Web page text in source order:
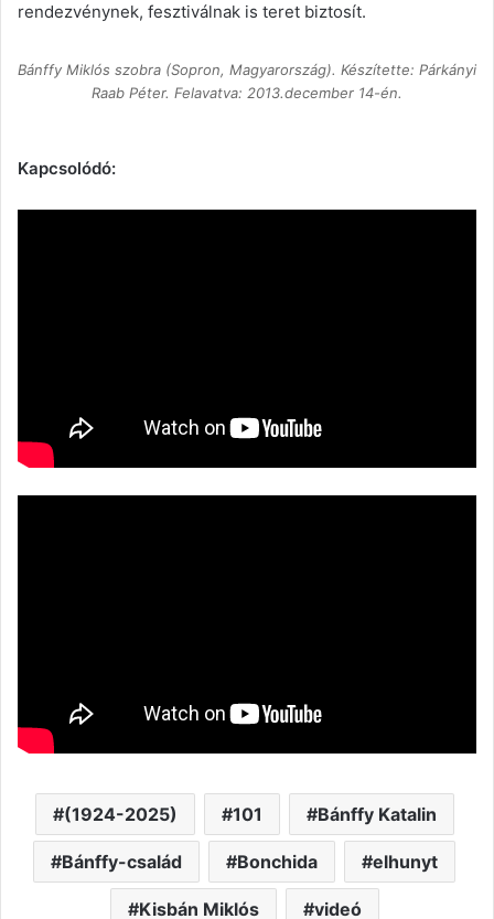
rendezvénynek, fesztiválnak is teret biztosít.
Bánffy Miklós szobra (Sopron, Magyarország). Készítette: Párkányi
Raab Péter. Felavatva: 2013.december 14-én.
Kapcsolódó:
(1924-2025) 101 Bánffy Katalin
Bánffy-család Bonchida elhunyt
Kisbán Miklós videó